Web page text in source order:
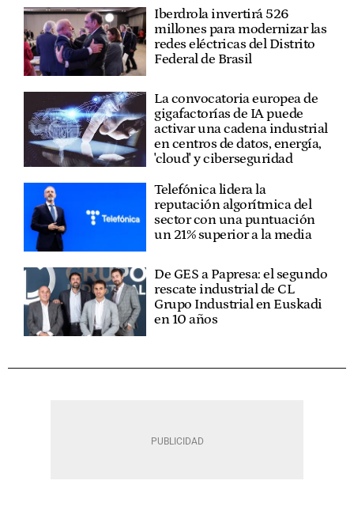
Iberdrola invertirá 526
millones para modernizar las
redes eléctricas del Distrito
Federal de Brasil
La convocatoria europea de
gigafactorías de IA puede
activar una cadena industrial
en centros de datos, energía,
'cloud' y ciberseguridad
Telefónica lidera la
reputación algorítmica del
sector con una puntuación
un 21% superior a la media
De GES a Papresa: el segundo
rescate industrial de CL
Grupo Industrial en Euskadi
en 10 años